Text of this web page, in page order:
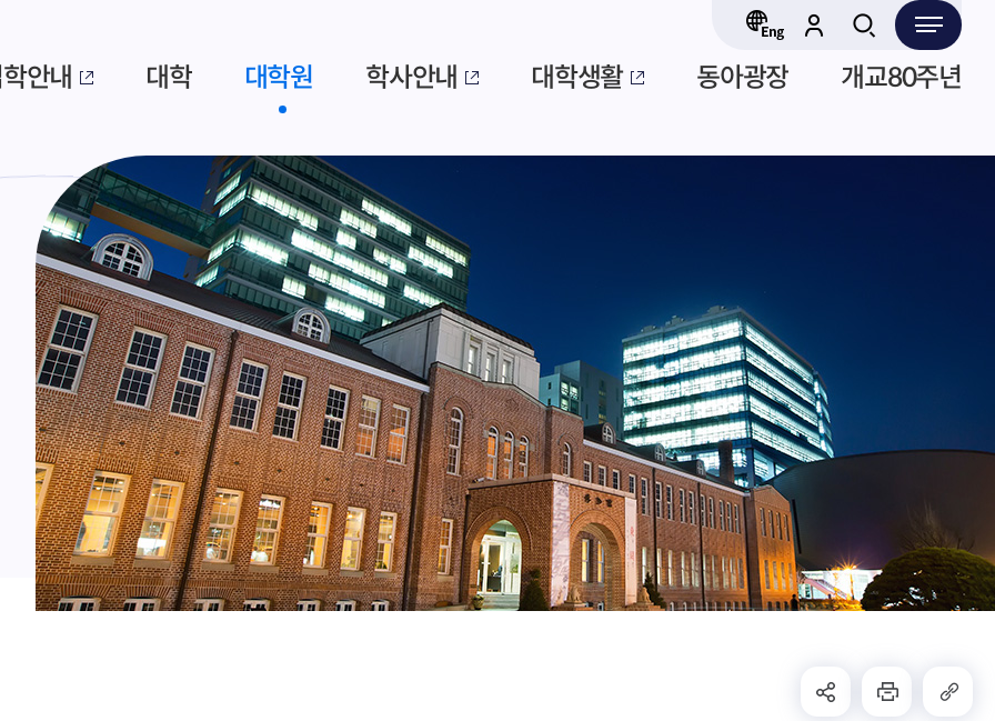
안내 대학 대학원 학사안내 대학생활 동아광장 개교80주년